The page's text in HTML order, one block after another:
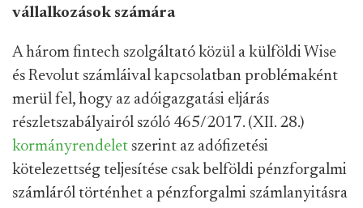
vállalkozások számára
A három fintech szolgáltató közül a külföldi Wise
és Revolut számláival kapcsolatban problémaként
merül fel, hogy az adóigazgatási eljárás
részletszabályairól szóló 465/2017. (XII. 28.)
kormányrendelet szerint az adófizetési
kötelezettség teljesítése csak belföldi pénzforgalmi
számláról történhet a pénzforgalmi számlanyitásra